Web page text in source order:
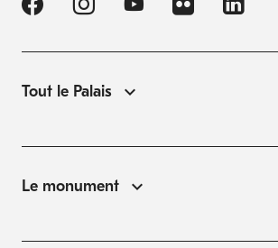
Tout le Palais
Le monument